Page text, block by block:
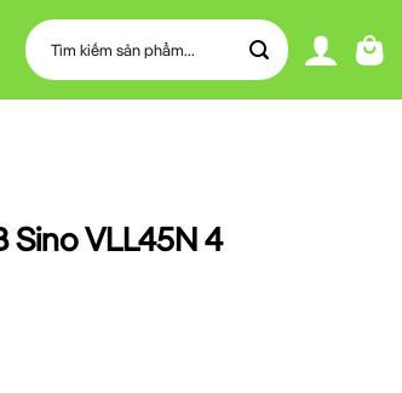
Tìm
kiếm:
VLL45N 4